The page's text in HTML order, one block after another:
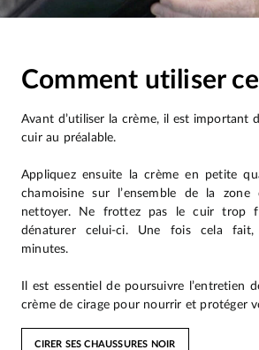
Comment utiliser
Avant d’utiliser la crème, il est important
cuir au préalable.
Appliquez ensuite la crème en petite
chamoisine sur l’ensemble de la zone
nettoyer. Ne frottez pas le cuir trop
dénaturer celui-ci. Une fois cela fait,
minutes.
Il est essentiel de poursuivre l’entretien
crème de cirage pour nourrir et protéger
CIRER SES CHAUSSURES NOIR